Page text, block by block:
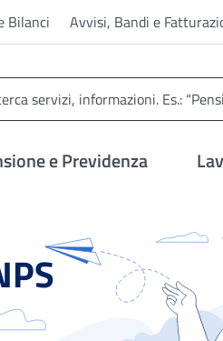
Bilanci Avvisi, Bandi e
e Previdenza